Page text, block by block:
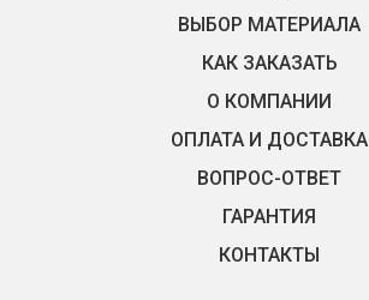
ВЫБОР МАТЕРИАЛА
КАК ЗАКАЗАТЬ
О КОМПАНИИ
ОПЛАТА И ДОСТАВКА
ВОПРОС-ОТВЕТ
ГАРАНТИЯ
КОНТАКТЫ